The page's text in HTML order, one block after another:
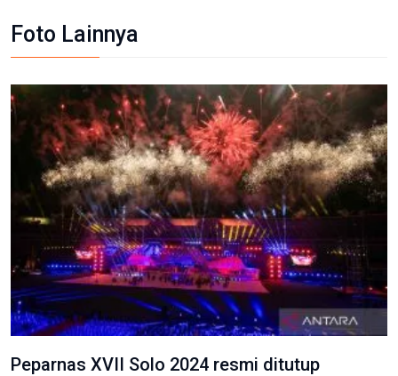
Foto Lainnya
Peparnas XVII Solo 2024 resmi ditutup